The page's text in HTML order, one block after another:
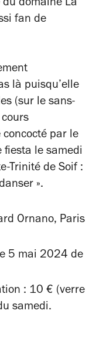
du domaine La
fan de
là puisqu’elle
(sur le sans-
par le
fiesta le samedi
Trinité de Soif :
».
Ornano, Paris
5 mai 2024 de
: 10 € (verre
samedi.